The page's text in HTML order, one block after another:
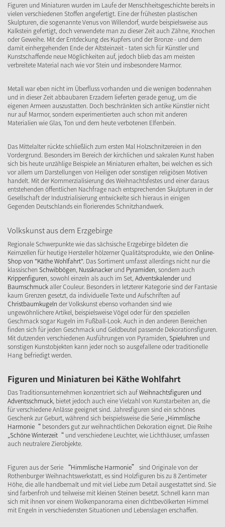
Figuren und Miniaturen wurden im Laufe der Menschheitsgeschichte bereits in
vielen verschiedenen Stoffen angefertigt. Eine der frühesten plastischen
Skulpturen, die sogenannte Venus von Willendorf, wurde beispielsweise aus
Kalkstein gefertigt, doch verwendete man zu dieser Zeit auch Zähne, Knochen
oder Geweihe. Mit der Entdeckung des Kupfers und der Bronze - und dem
damit einhergehenden Ende der Altsteinzeit - taten sich für Künstler und
Kunstschaffende neue Möglichkeiten auf, jedoch blieb das am meisten
verbreitete Material nach wie vor Stein und insbesondere Marmor.
Metall war eben nicht im Überfluss vorhanden und die wenigen bodennahen
und in dieser Zeit abbaubaren Erzadern lieferten gerade genug, um die
eigenen Armeen auszustatten. Doch beschränkten sich antike Künstler nicht
nur auf Marmor, sondern experimentierten auch schon mit anderen
Materialien wie Glas, Ton und dem heute verbotenen Elfenbein.
Das Mittelalter rückte schließlich zum ersten Mal Holzschnitzereien in den
Vordergrund. Besonders im Bereich der kirchlichen und sakralen Kunst haben
sich bis heute unzählige Beispiele an Miniaturen erhalten, bei welchen es sich
vor allem um Darstellungen von Heiligen oder sonstigen religiösen Motiven
handelt. Mit der Kommerzialisierung des Weihnachtsfestes und einer daraus
entstehenden öffentlichen Nachfrage nach entsprechenden Skulpturen in der
Gesellschaft der Industrialisierung entwickelte sich hieraus in einigen
Gegenden Deutschlands ein florierendes Schnitzhandwerk.
Volkskunst aus dem Erzgebirge
Regionale Schwerpunkte wie das sächsische Erzgebirge bildeten die
Keimzellen für heutige Hersteller hölzerner Qualitätsprodukte, wie den Online-
Shop von "Käthe Wohlfahrt". Das Sortiment umfasst allerdings nicht nur die
klassischen Schwibbögen, Nussknackerund Pyramiden, sondern auch
Krippenfiguren, sowohl einzeln als auch im Set,Adventskalenderund
Baumschmuckaller Couleur. Besonders in letzterer Kategorie sind der Fantasie
kaum Grenzen gesetzt, da individuelle Texte und Aufschriften auf
Christbaumkugeln der Volkskunst ebenso vorhanden sind wie
ungewöhnlichere Artikel, beispielsweise Vögel oder für den speziellen
Geschmack sogar Kugeln im Fußball-Look. Auch in den anderen Bereichen
finden sich für jeden Geschmack und Geldbeutel passende Dekorationsfiguren.
Mit dutzenden verschiedenen Ausführungen von Pyramiden,Spieluhren und
sonstigen Kunstobjekten kann jeder noch so ausgefallene oder traditionelle
Hang befriedigt werden.
Figuren und Miniaturen bei Käthe Wohlfahrt
Das Traditionsunternehmen konzentriert sich aufWeihnachtsfiguren und
Adventsschmuck, bietet jedoch auch eine Vielzahl von Kunstarbeiten an, die
für verschiedene Anlässe geeignet sind. Jahresfiguren sind ein schönes
Geschenk zur Geburt, während sich beispielsweise die Serie „Himmlische
Harmonie“ besonders gut zur weihnachtlichen Dekoration eignet. Die Reihe
„Schöne Winterzeit“ und verschiedene Leuchter, wie Lichthäuser, umfassen
auch neutralere Zierobjekte.
Figuren aus der Serie “Himmlische Harmonie” sind Originale von der
Rothenburger Weihnachtswerkstatt, es sind Holzfiguren bis zu 8 Zentimeter
Höhe, die alle handbemalt und mit viel Liebe zum Detail ausgestattet sind. Sie
sind farbenfroh und teilweise mit kleinen Steinen besetzt. Schnell kann man
sich mit ihnen vor einem Wolkenpanorama einen dichtbevölkerten Himmel
mit Engeln in verschiedensten Situationen und Lebenslagen erschaffen.